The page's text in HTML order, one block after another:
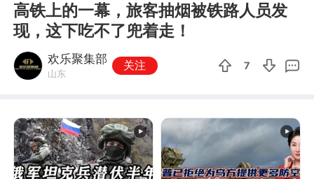
高铁上的一幕，旅客抽烟被铁路人员发
现，这下吃不了兜着走！
欢乐聚集部
山东
关注 7